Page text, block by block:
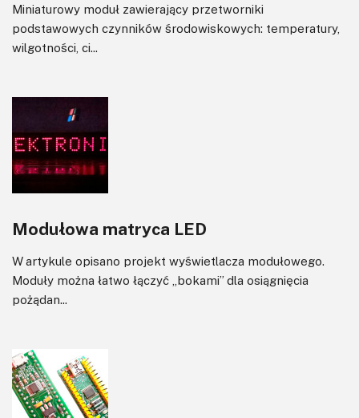
Miniaturowy moduł zawierający przetworniki
podstawowych czynników środowiskowych: temperatury,
wilgotności, ci...
Modułowa matryca LED
W artykule opisano projekt wyświetlacza modułowego.
Moduły można łatwo łączyć „bokami” dla osiągnięcia
pożądan...